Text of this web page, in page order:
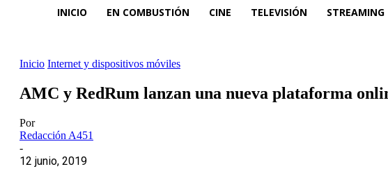
INICIO EN COMBUSTIÓN CINE TELEVISIÓN STREAMING
Inicio Internet y dispositivos móviles
AMC y RedRum lanzan una nueva plataforma
Por
Redacción A451
-
12 junio, 2019